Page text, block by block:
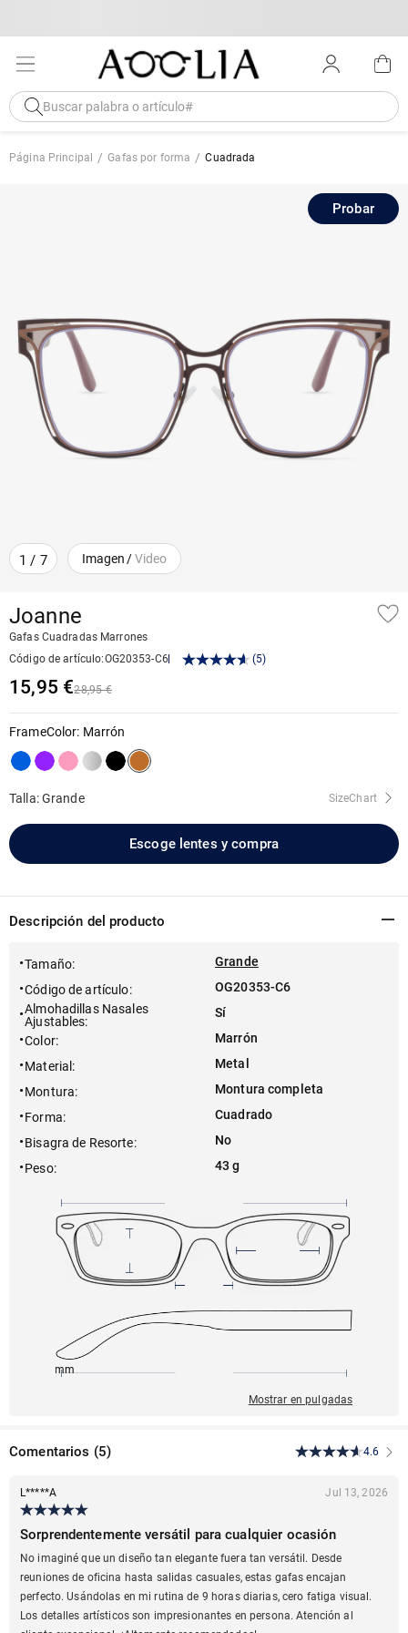
Página Principal Gafas por forma Cuadrada
1 / 7 Imagen /Video
Probar
Joanne
Gafas Cuadradas Marrones
Código de artículo:OG20353-C6 (5)
15,95 €28,95 €
FrameColor: Marrón
Talla: Grande SizeChart
Escoge lentes y compra
Descripción del producto
Tamaño:
Grande
Código de artículo:
OG20353-C6
Almohadillas Nasales
Ajustables:
Sí
Color:
Marrón
Material :
Metal
Montura:
Montura completa
Forma:
Cuadrado
Bisagra de Resorte:
No
Peso: 43 g
156mm
Mostrar en pulgadas
Comentarios (5) 4.6
L*****A Jul 13, 2026
Sorprendentemente versátil para cualquier ocasión
No imaginé que un diseño tan elegante fuera tan versátil. Desde
reuniones de oficina hasta salidas casuales, estas gafas encajan
perfecto. Usándolas en mi rutina de 9 horas diarias, cero fatiga visual.
Los detalles artísticos son impresionantes en persona. Atención al